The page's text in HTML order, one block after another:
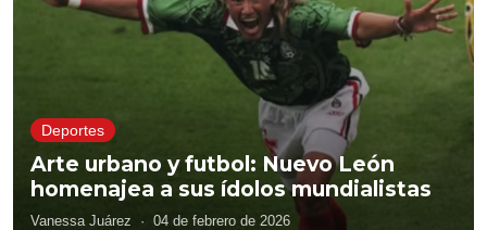
Deportes
Arte urbano y futbol: Nuevo León
homenajea a sus ídolos mundialistas
Vanessa Juárez · 04 de febrero de 2026